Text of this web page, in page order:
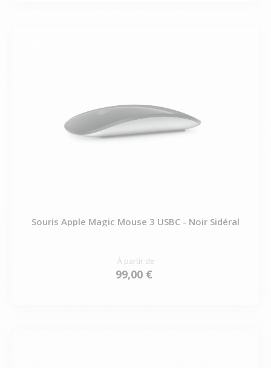
Souris Apple Magic Mouse 3 USBC - Noir Sidéral
À partir de
99,00 €